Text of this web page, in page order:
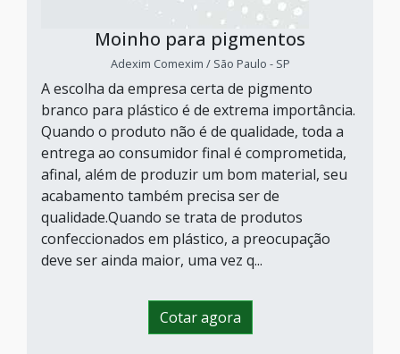
Moinho para pigmentos
Adexim Comexim / São Paulo - SP
A escolha da empresa certa de pigmento
branco para plástico é de extrema importância.
Quando o produto não é de qualidade, toda a
entrega ao consumidor final é comprometida,
afinal, além de produzir um bom material, seu
acabamento também precisa ser de
qualidade.Quando se trata de produtos
confeccionados em plástico, a preocupação
deve ser ainda maior, uma vez q...
Cotar agora